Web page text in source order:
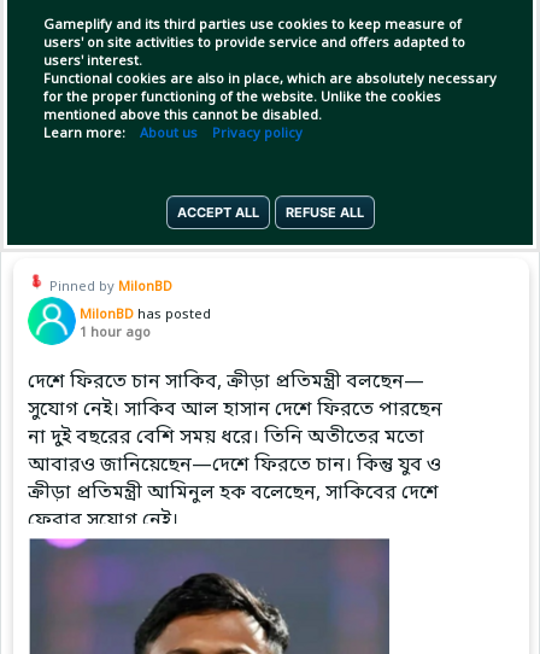
Gameplify and its third parties use cookies to keep measure of
users' on site activities to provide service and offers adapted to
users' interest.
Functional cookies are also in place, which are absolutely necessary
for the proper functioning of the website. Unlike the cookies
mentioned above this cannot be disabled.
Learn more: About us Privacy policy
ACCEPT ALL REFUSE ALL
Rodri has informed Real Madrid that his
priority is to join Barcelona, with personal
terms now fully agreed. 🤝
Pinned by MilonBD
MilonBD has posted
1 hour ago
দেশে ফিরতে চান সাকিব, ক্রীড়া প্রতিমন্ত্রী বলছেন—
সুযোগ নেই। সাকিব আল হাসান দেশে ফিরতে পারছেন
না দুই বছরের বেশি সময় ধরে। তিনি অতীতের মতো
আবারও জানিয়েছেন—দেশে ফিরতে চান। কিন্তু যুব ও
ক্রীড়া প্রতিমন্ত্রী আমিনুল হক বলেছেন, সাকিবের দেশে
ফেরার সুযোগ নেই।